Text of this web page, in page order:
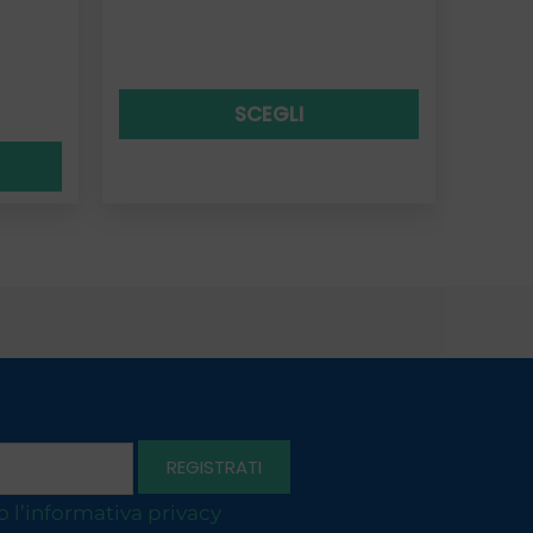
SCEGLI
l’informativa privacy